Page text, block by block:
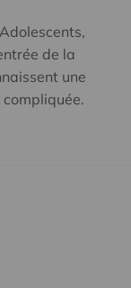
de la
une